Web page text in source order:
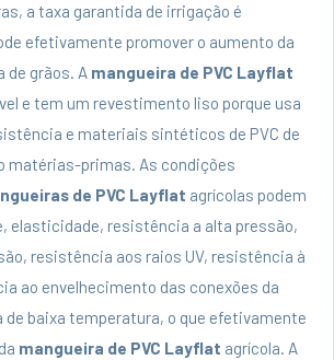
a taxa garantida de irrigação é
efetivamente promover o aumento da
de grãos. A mangueira de PVC Layflat
e tem um revestimento liso porque usa
e materiais sintéticos de PVC de
matérias-primas. As condições
de PVC Layflat agrícolas podem
elasticidade, resistência a alta pressão,
resistência aos raios UV, resistência à
ao envelhecimento das conexões da
de baixa temperatura, o que efetivamente
mangueira de PVC Layflat agrícola. A